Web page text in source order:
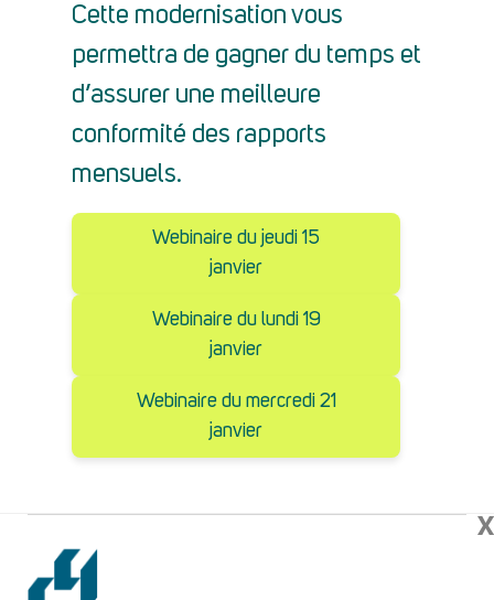
Cette modernisation vous
permettra de gagner du temps et
d’assurer une meilleure
conformité des rapports
mensuels.
Webinaire du jeudi 15
janvier
Webinaire du lundi 19
janvier
Webinaire du mercredi 21
janvier
X